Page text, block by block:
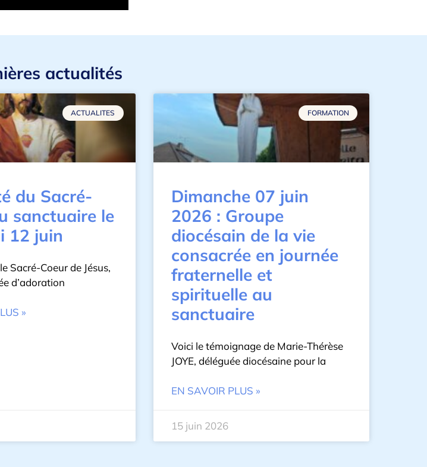
actualités
ACTUALITES
du Sacré-
sanctuaire le
12 juin
Sacré-Coeur de Jésus,
d’adoration
»
FORMATION
Dimanche 07 juin
2026 : Groupe
diocésain de la vie
consacrée en journée
fraternelle et
spirituelle au
sanctuaire
Voici le témoignage de Marie-Thérèse
JOYE, déléguée diocésaine pour la
EN SAVOIR PLUS »
15 juin 2026